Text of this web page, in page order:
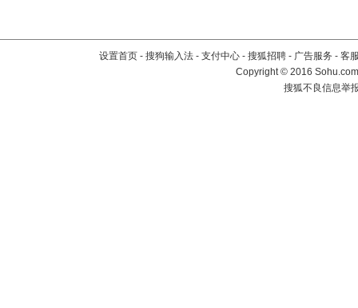
设置首页 - 搜狗输入法 - 支付中心 - 搜狐招聘 - 广告服务 - 客
Copyright©2016
搜狐不良信息举